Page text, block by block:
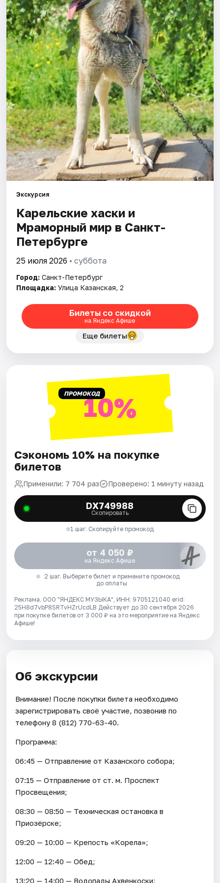
Города
Площадки
Артисты
Рейтинги
Экскурсия
Карельские хаски и
Мраморный мир в Санкт-
Петербурге
25 июля 2026 • суббота
Город: Санкт-Петербург
Площадка: Улица Казанская, 2
Билеты со скидкой
на Яндекс Афише
Еще билеты
ПРОМОКОД10%
Сэкономь 10% на покупке
билетов
Применили: 7 704 раз Проверено: 1 минуту назад
DX749988
Скопировать
1 шаг. Скопируйте промокод
от 4 050 ₽
на Яндекс Афише
2 шаг. Выберите билет и примените промокод
до оплаты
Реклама. ООО "ЯНДЕКС МУЗЫКА", ИНН: 9705121040 erid:
25H8d7vbP8SRTvHZrUcdLB Действует до 30 сентября 2026
при покупке билетов от 3 000 ₽ на это мероприятие на Яндекс
Афише!
Об экскурсии
Внимание! После покупки билета необходимо
зарегистрировать своё участие, позвонив по
телефону 8 (812) 770-63-40.
Программа:
06:45 — Отправление от Казанского собора;
07:15 — Отправление от ст. м. Проспект
Просвещения;
08:30 — 08:50 — Техническая остановка в
Приозёрске;
09:20 — 10:00 — Крепость «Корела»;
12:00 — 12:40 — Обед;
13:20 — 14:00 — Водопады Ахвенкоски;